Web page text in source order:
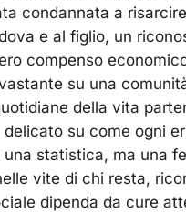
condannata a
e al figlio, un
compenso
su una
della vita
delicato su come ogni
una statistica, ma una
vite di chi resta,
dipenda da cure